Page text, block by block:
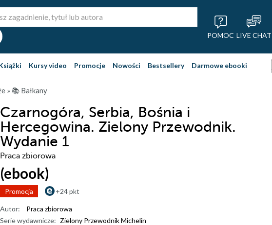
POMOC LIVE CHAT
Kursy video Promocje Nowości Bestsellery Darmowe ebooki
» 📚 Bałkany
Czarnogóra, Serbia, Bośnia i
Hercegowina. Zielony Przewodnik.
Wydanie 1
Praca zbiorowa
(ebook)
Promocja +24 pkt
Autor:
Praca zbiorowa
Serie wydawnicze: Zielony Przewodnik Michelin